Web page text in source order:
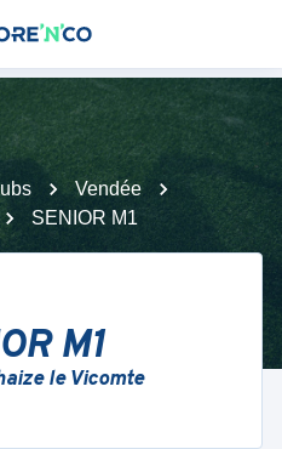
Vendée
SENIOR M1
M1
le Vicomte